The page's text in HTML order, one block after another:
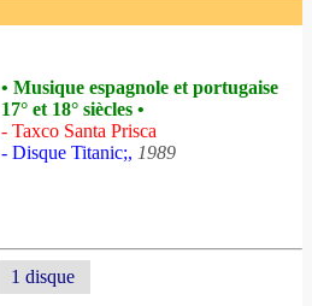
• Musique espagnole et portugaise
17° et 18° siècles •
- Taxco Santa Prisca
- Disque Titanic;, 1989
1 disque